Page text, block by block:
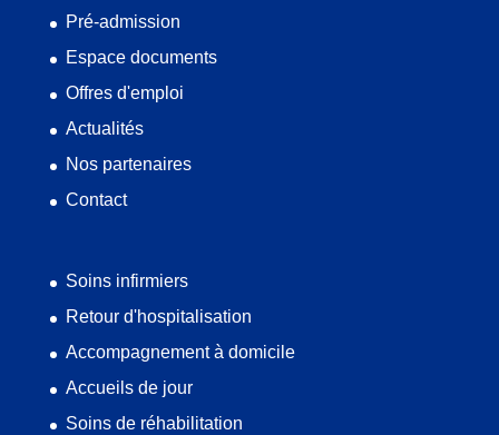
Pré-admission
Espace documents
Offres d'emploi
Actualités
Nos partenaires
Contact
Soins infirmiers
Retour d'hospitalisation
Accompagnement à domicile
Accueils de jour
Soins de réhabilitation